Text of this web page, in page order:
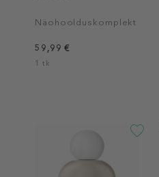
Näohoolduskomplekt
59,99 €
1 tk